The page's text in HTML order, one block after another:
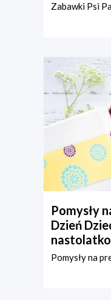
Zabawki Psi
Pomysły
Dzień
Pomysły na